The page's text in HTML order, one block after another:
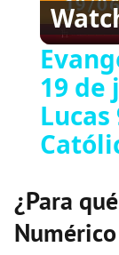
19 de
¿Para